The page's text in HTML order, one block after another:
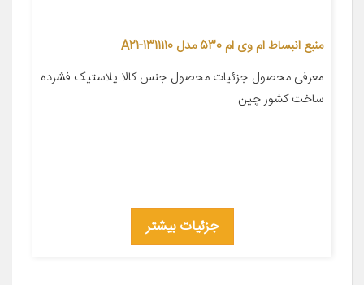
منبع انبساط ام وی ام 530 مدل A21-1311110
معرفی محصول جزئیات محصول جنس کالا پلاستیک فشرده
ساخت کشور چین
جزئیات بیشتر